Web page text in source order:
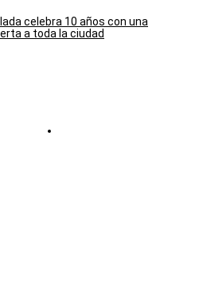
celebra 10 años con una
a toda la ciudad
de cookies